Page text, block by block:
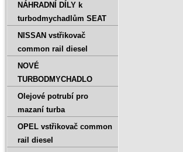
NÁHRADNÍ DÍLY k
turbodmychadlům SEAT
NISSAN vstřikovač
common rail diesel
NOVÉ
TURBODMYCHADLO
Olejové potrubí pro
mazaní turba
OPEL vstřikovač common
rail diesel